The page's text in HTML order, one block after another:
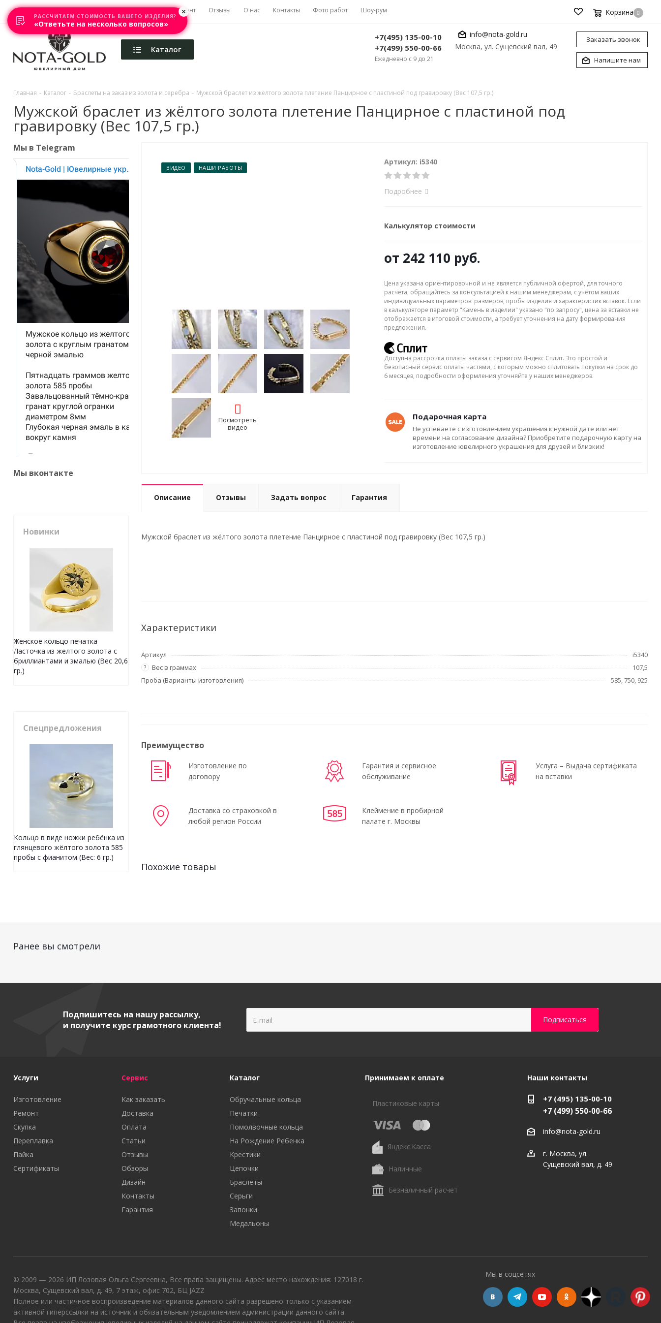
Главная Акции Каталоги Изготовление Ремонт Отзывы О нас Контакты Фото работ Шоу-рум Корзина 0
Каталог
+7(495) 135-00-10
+7(499) 550-00-66
Ежедневно с 9 до 21
info@nota-gold.ru
Москва, ул. Сущевский вал, 49
Заказать звонок
Напишите нам
Главная - Каталог - Браслеты на заказ из золота и серебра - Мужской браслет из жёлтого золота плетение Панцирное с пластиной под гравировку (Вес 107,5 гр.)
Мужской браслет из жёлтого золота плетение Панцирное с пластиной под
гравировку (Вес 107,5 гр.)
ВИДЕО НАШИ РАБОТЫ
Посмотреть
видео
Артикул: i5340
Подробнее
Калькулятор стоимости
от 242 110 руб.
Цена указана ориентировочной и не является публичной офертой, для точного
расчёта, обращайтесь за консультацией к нашим менеджерам, с учётом ваших
индивидуальных параметров: размеров, пробы изделия и характеристик вставок. Если
в калькуляторе параметр "Камень в изделии" указано "по запросу", цена за вставки не
отображается в итоговой стоимости, а требует уточнения на дату формирования
предложения.
Доступна рассрочка оплаты заказа с сервисом Яндекс Сплит. Это простой и
безопасный сервис оплаты частями, с которым можно сплитовать покупки на срок до
6 месяцев, подробности оформления уточняйте у наших менеджеров.
Подарочная карта
Не успеваете с изготовлением украшения к нужной дате или нет
времени на согласование дизайна? Приобретите подарочную карту на
изготовление ювелирного украшения для друзей и близких!
Описание Отзывы Задать вопрос Гарантия
Мужской браслет из жёлтого золота плетение Панцирное с пластиной под гравировку (Вес 107,5 гр.)
Характеристики
Артикул i5340
? Вес в граммах
107,5
Проба (Варианты изготовления)
585, 750, 925
Преимущество
Изготовление по
договору
Гарантия и сервисное
обслуживание
Услуга – Выдача сертификата
на вставки
Доставка со страховкой в
любой регион России
Клеймение в пробирной
палате г. Москвы
Похожие товары
Мы в Telegram
Мы вконтакте
Новинки
Женское кольцо печатка
Ласточка из желтого золота с
бриллиантами и эмалью (Вес 20,6
гр.)
Спецпредложения
Кольцо в виде ножки ребёнка из
глянцевого жёлтого золота 585
пробы с фианитом (Вес: 6 гр.)
Ранее вы смотрели
Подпишитесь на нашу рассылку,
и получите курс грамотного клиента!
Услуги
Изготовление
Ремонт
Скупка
Переплавка
Пайка
Сертификаты
Сервис
Как заказать
Доставка
Оплата
Статьи
Отзывы
Обзоры
Дизайн
Контакты
Гарантия
Каталог
Обручальные кольца
Печатки
Помолвочные кольца
На Рождение Ребенка
Крестики
Цепочки
Браслеты
Серьги
Запонки
Медальоны
Принимаем к оплате
Пластиковые карты
Яндекс.Касса
Наличные
Безналичный расчет
Наши контакты
+7 (495) 135-00-10
+7 (499) 550-00-66
info@nota-gold.ru
г. Москва, ул.
Сущевский вал, д. 49
© 2009 — 2026 ИП Лозовая Ольга Сергеевна, Все права защищены. Адрес место нахождения: 127018 г.
Москва, Сущевский вал, д. 49, 7 этаж, офис 702, БЦ JAZZ
Полное или частичное воспроизведение материалов данного сайта разрешено только с указанием
активной гиперссылки на источник и обязательным уведомлением администрации данного сайта
Мы в соцсетях
РАССЧИТАЕМ СТОИМОСТЬ ВАШЕГО ИЗДЕЛИЯ?
«Ответьте на несколько вопросов»